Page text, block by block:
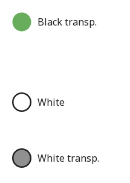
Black transp.
White
White transp.